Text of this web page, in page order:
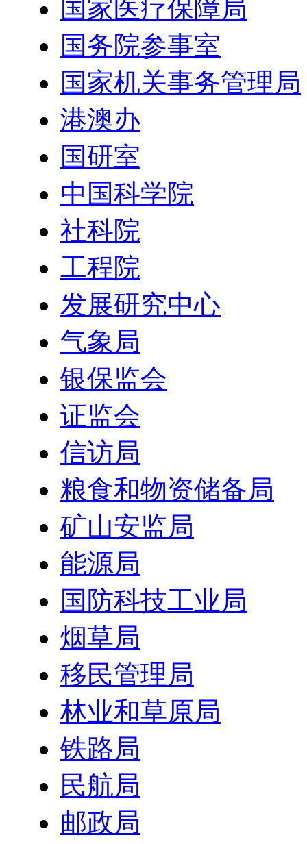
国家医疗保障局
国务院参事室
国家机关事务管理局
港澳办
国研室
中国科学院
社科院
工程院
发展研究中心
气象局
银保监会
证监会
信访局
粮食和物资储备局
矿山安监局
能源局
国防科技工业局
烟草局
移民管理局
林业和草原局
铁路局
民航局
邮政局